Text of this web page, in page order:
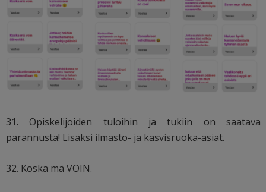
31. Opiskelijoiden tuloihin ja tukiin on saatava
parannusta! Lisäksi ilmasto- ja kasvisruoka-asiat.
32. Koska mä VOIN.